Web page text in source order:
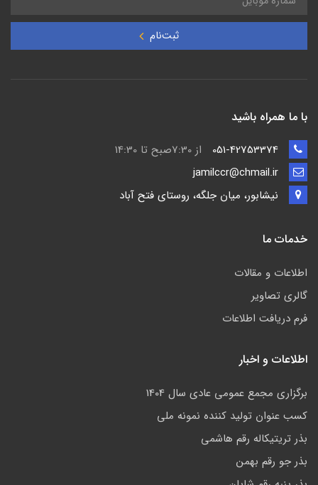
ثبت‌نام
با ما همراه باشید
از 7:30صبح تا 14:30
نیشابور، میان جلگه، روستای فتح آباد
خدمات ما
اطلاعات و مقالات
گالری تصاویر
فرم دریافت اطلاعات
اطلاعات و اخبار
برگزاری مجمع عمومی عادی سال 1404
کسب عنوان تولید کننده نمونه ملی
بذر تریتیکاله رقم هاشمی
بذر جو رقم بهمن